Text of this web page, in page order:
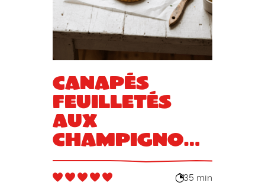
Canapés
feuilletés
aux
champignons
et au magret
fumé
35 min